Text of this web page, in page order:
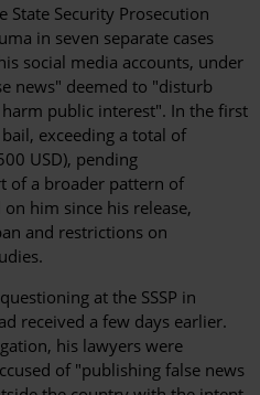
State Security Prosecution
in seven separate cases
social media accounts, under
news" deemed to "disturb
public interest". In the first
exceeding a total of
USD), pending
of a broader pattern of
him since his release,
and restrictions on
at the SSSP in
received a few days earlier.
his lawyers were
of "publishing false news